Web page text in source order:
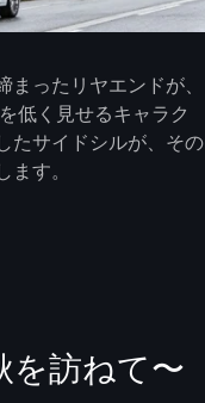
ったリヤエンドが、
低く見せるキャラク
たサイドシルが、その
す。
を訪ねて〜